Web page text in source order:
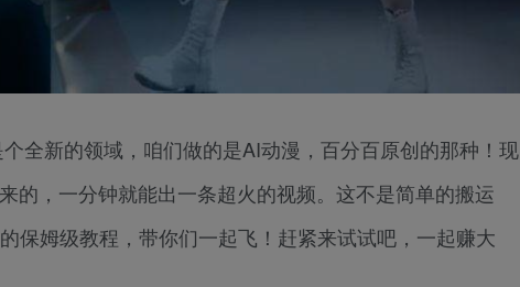
全新的领域，咱们做的是AI动漫，百分百原创的那种！现
的，一分钟就能出一条超火的视频。这不是简单的搬运
保姆级教程，带你们一起飞！赶紧来试试吧，一起赚大